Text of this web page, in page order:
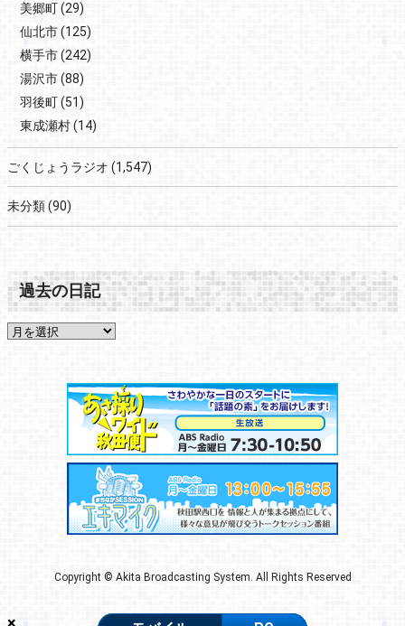
美郷町(29)
仙北市(125)
横手市(242)
湯沢市(88)
羽後町(51)
東成瀬村(14)
ごくじょうラジオ (1,547)
未分類(90)
過去の日記
Copyright © Akita Broadcasting System. All Rights Reserved